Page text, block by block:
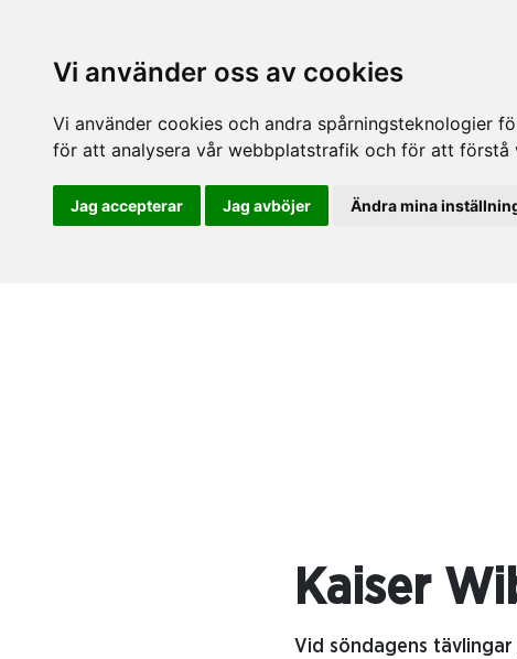
Vi använder oss av cookies
Vi använder cookies och andra spårningsteknologier
för att analysera vår webbplatstrafik och för att förstå
Jag accepterar Jag avböjer Ändra mina
Kaiser
Vid söndagens